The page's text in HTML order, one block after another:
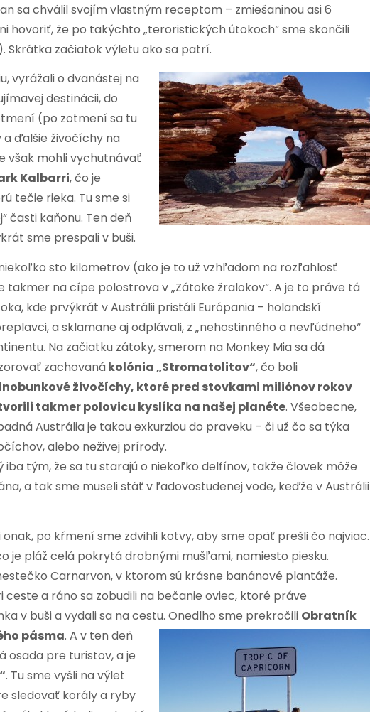
sa chválil svojím vlastným receptom – zmiešaninou asi 6
hovoriť, že po takýchto „teroristických útokoch“ sme skončili
Skrátka začiatok výletu ako sa patrí.
vyrážali o dvanástej na
destinácii, do
(po zotmení sa tu
ďalšie živočíchy na
však mohli vychutnávať
Kalbarri, čo je
tečie rieka. Tu sme si
časti kaňonu. Ten deň
sme prespali v buši.
sto kilometrov (ako je to už vzhľadom na rozľahlosť
takmer na cípe polostrova v „Zátoke žralokov“. A je to práve tá
kde prvýkrát v Austrálii pristáli Európania – holandskí
a sklamane aj odplávali, z „nehostinného a nevľúdneho“
Na začiatku zátoky, smerom na Monkey Mia sa dá
zachovaná kolónia „Stromatolitov“, čo boli
živočíchy, ktoré pred stovkami miliónov rokov
takmer polovicu kyslíka na našej planéte. Všeobecne,
Austrália je takou exkurziou do praveku – či už čo sa týka
alebo neživej prírody.
iba tým, že sa tu starajú o niekoľko delfínov, takže človek môže
a tak sme museli stáť v ľadovostudenej vode, keďže v Austrálii
po kŕmení sme zdvihli kotvy, aby sme opäť prešli čo najviac.
je pláž celá pokrytá drobnými mušľami, namiesto piesku.
Carnarvon, v ktorom sú krásne banánové plantáže.
a ráno sa zobudili na bečanie oviec, ktoré práve
v buši a vydali sa na cestu. Onedlho sme prekročili Obratník
pásma. A v ten deň
osada pre turistov, a je
. Tu sme vyšli na výlet
sledovať korály a ryby